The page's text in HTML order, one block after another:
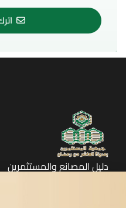
دليل المصانع والمستثمرين